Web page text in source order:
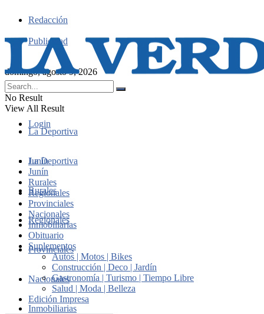
Redacción
Publicidad
domingo, agosto 9, 2026
Login
No Result
View All Result
La Deportiva
Junín
Rurales
Regionales
Provinciales
Nacionales
Inmobiliarias
La Deportiva
Junín
Rurales
Regionales
Provinciales
Nacionales
Inmobiliarias
Obituario
Suplementos
Autos | Motos | Bikes
Construcción | Deco | Jardín
Gastronomía | Turismo | Tiempo Libre
Salud | Moda | Belleza
Edición Impresa